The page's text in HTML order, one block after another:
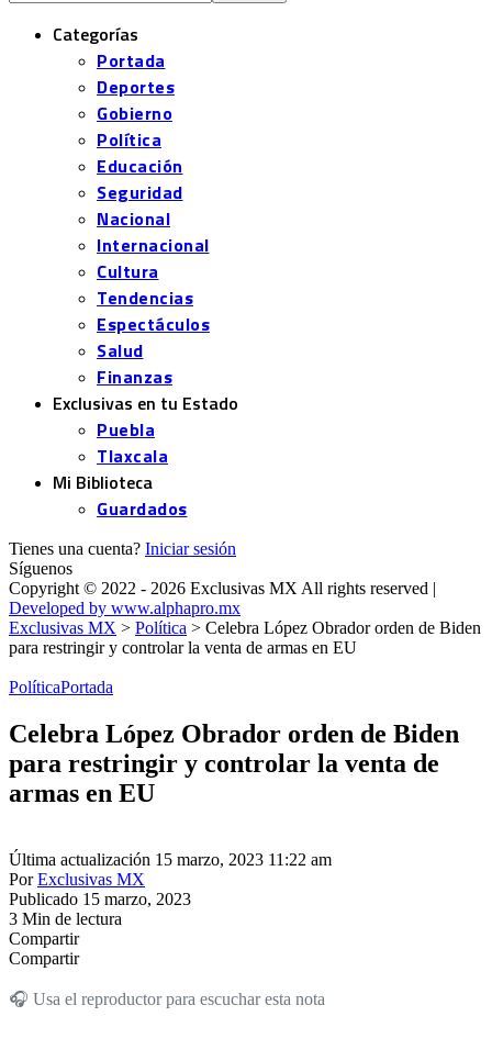
Categorías
Portada
Deportes
Gobierno
Política
Educación
Seguridad
Nacional
Internacional
Cultura
Tendencias
Espectáculos
Salud
Finanzas
Exclusivas en tu Estado
Puebla
Tlaxcala
Mi Biblioteca
Guardados
Tienes una cuenta? Iniciar sesión
Síguenos
Copyright © 2022 - 2026 Exclusivas MX All rights reserved |
Developed by www.alphapro.mx
Exclusivas MX > Política > Celebra López Obrador orden de Biden
para restringir y controlar la venta de armas en EU
PolíticaPortada
Celebra López Obrador orden de Biden
para restringir y controlar la venta de
armas en EU
Última actualización 15 marzo, 2023 11:22 am
Por Exclusivas MX
Publicado 15 marzo, 2023
3 Min de lectura
Compartir
Compartir
🎧 Usa el reproductor para escuchar esta nota